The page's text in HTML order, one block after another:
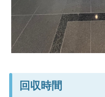
回収時間